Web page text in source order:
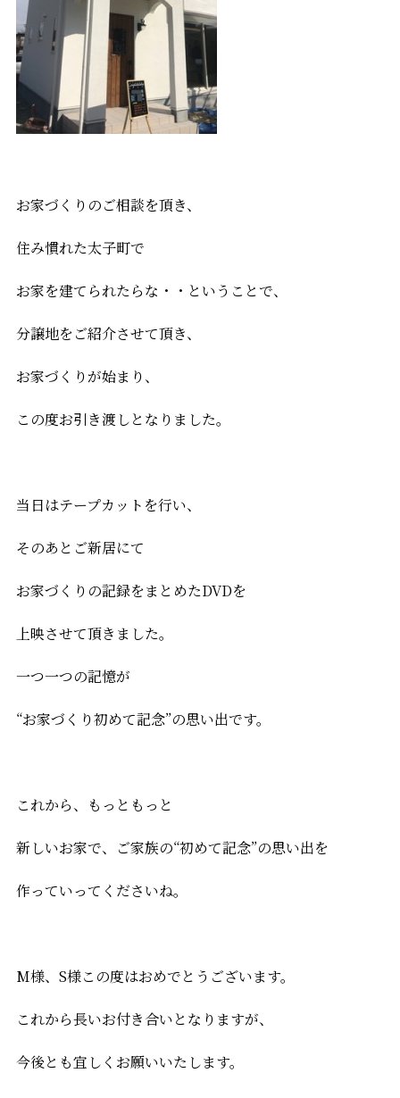
お家づくりのご相談を頂き、
住み慣れた太子町で
お家を建てられたらな・・ということで、
分譲地をご紹介させて頂き、
お家づくりが始まり、
この度お引き渡しとなりました。
当日はテープカットを行い、
そのあとご新居にて
お家づくりの記録をまとめたDVDを
上映させて頂きました。
一つ一つの記憶が
“お家づくり初めて記念”の思い出です。
これから、もっともっと
新しいお家で、ご家族の“初めて記念”の思い出を
作っていってくださいね。
M様、S様この度はおめでとうございます。
これから長いお付き合いとなりますが、
今後とも宜しくお願いいたします。